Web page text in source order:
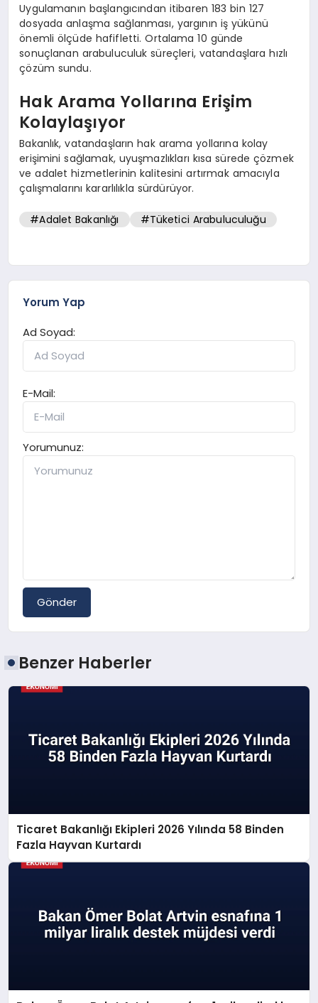
Uygulamanın başlangıcından itibaren 183 bin 127
dosyada anlaşma sağlanması, yargının iş yükünü
önemli ölçüde hafifletti. Ortalama 10 günde
sonuçlanan arabuluculuk süreçleri, vatandaşlara hızlı
çözüm sundu.
Hak Arama Yollarına Erişim
Kolaylaşıyor
Bakanlık, vatandaşların hak arama yollarına kolay
erişimini sağlamak, uyuşmazlıkları kısa sürede çözmek
ve adalet hizmetlerinin kalitesini artırmak amacıyla
çalışmalarını kararlılıkla sürdürüyor.
#Adalet Bakanlığı #Tüketici Arabuluculuğu
Yorum Yap
Ad Soyad:
E-Mail:
Yorumunuz:
Gönder
Benzer Haberler
Ticaret Bakanlığı Ekipleri 2026 Yılında 58 Binden
Fazla Hayvan Kurtardı